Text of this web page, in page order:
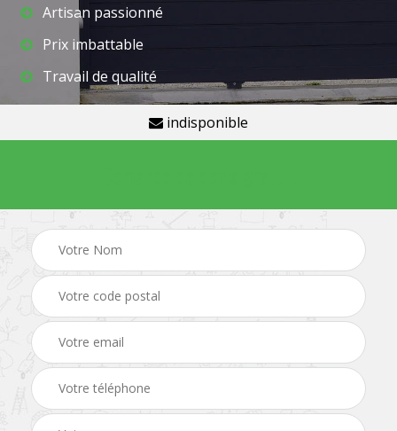
Artisan passionné
Prix imbattable
Travail de qualité
indisponible